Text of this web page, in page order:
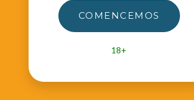
COMENCEMOS
18+